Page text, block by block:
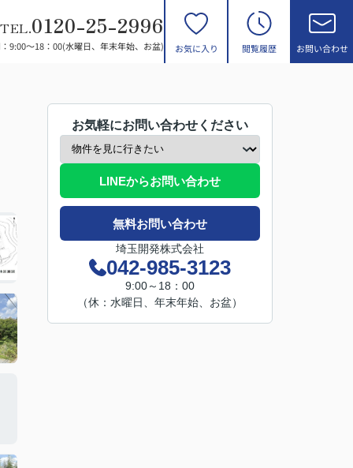
TEL.0120-25-2996
9:00～18：00(水曜日、年末年始、お盆) お気に入り 閲覧履歴 お問い合わせ
お気軽にお問い合わせください
LINEからお問い合わせ
無料お問い合わせ
埼玉開発株式会社
042-985-3123
9:00～18：00
（休：水曜日、年末年始、お盆）